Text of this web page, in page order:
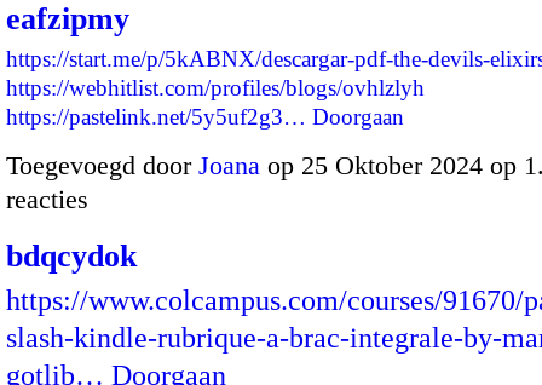
eafzipmy
https://start.me/p/5kABNX/descargar-pdf-the-devils-
https://webhitlist.com/profiles/blogs/ovhlzlyh
https://pastelink.net/5y5uf2g3… Doorgaan
Toegevoegd door Joana op 25 Oktober 2024 op
reacties
bdqcydok
https://www.colcampus.com/courses/91670/
slash-kindle-rubrique-a-brac-integrale-by-
gotlib… Doorgaan